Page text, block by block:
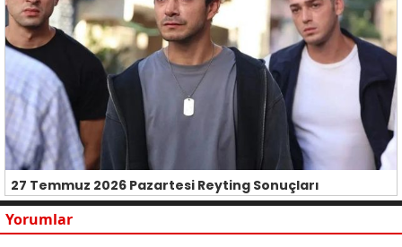
27 Temmuz 2026 Pazartesi Reyting Sonuçları
Yorumlar